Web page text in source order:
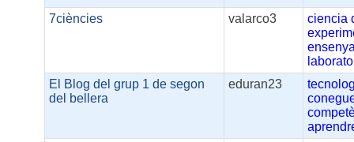
7ciències valarco3 ciencia
El Blog del grup 1 de segon
del bellera
eduran23